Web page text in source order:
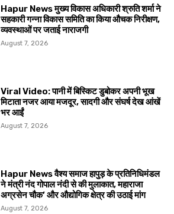
Hapur News मुख्य विकास अधिकारी श्रुति शर्मा ने
सहकारी गन्ना विकास समिति का किया औचक निरीक्षण,
व्यवस्थाओं पर जताई नाराजगी
August 7, 2026
Viral Video: पानी में बिस्किट डुबोकर अपनी भूख
मिटाता नजर आया मजदूर, सादगी और संघर्ष देख आंखें
भर आईं
August 7, 2026
Hapur News वैश्य समाज हापुड़ के प्रतिनिधिमंडल
ने मंत्री नंद गोपाल नंदी से की मुलाकात, महाराजा
अग्रसेन चौक’ और औद्योगिक क्षेत्र की उठाई मांग
August 7, 2026